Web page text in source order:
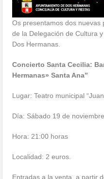
Os presentamos dos nuevas
de la Delegación de Cultura
Dos Hermanas.
Concierto Santa Cecilia:
Hermanas» Santa Ana”
Lugar: Teatro municipal
Día: Sábado 19 de noviembre.
Hora: 21:00 horas
Localidad: 2 euros.
Entradas a la venta a partir